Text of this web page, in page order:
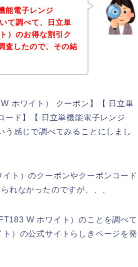
能電子レンジ
て調べて、日立単
）のお得な割引ク
査したので、その結
ホワイト） クーポン】【 日立単
ド】【 日立単機能電子レンジ
う感じで調べてみることにしまし
ト）のクーポンやクーポンコード
れなかったのですが、、、
W ホワイト）のことを調べて
）の公式サイトらしきページを発